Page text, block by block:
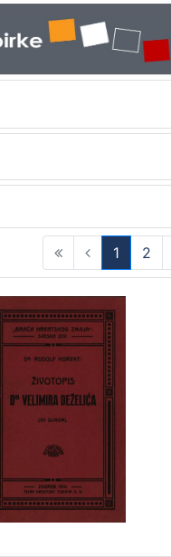
1
(current)
2